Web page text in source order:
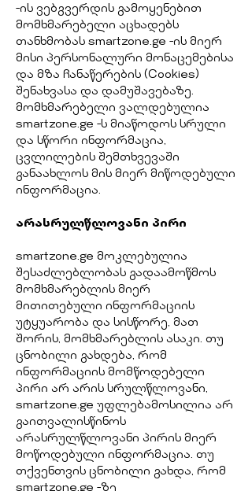
-ის ვებგვერდის გამოყენებით
მომხმარებელი აცხადებს
თანხმობას smartzone.ge -ის მიერ
მისი პერსონალური მონაცემებისა
და მზა ჩანაწერების (Cookies)
შენახვასა და დამუშავებაზე.
მომხმარებელი ვალდებულია
smartzone.ge -ს მიაწოდოს სრული
და სწორი ინფორმაცია,
ცვლილების შემთხვევაში
განაახლოს მის მიერ მიწოდებული
ინფორმაცია.
არასრულწლოვანი პირი
smartzone.ge მოკლებულია
შესაძლებლობას გადაამოწმოს
მომხმარებლის მიერ
მითითებული ინფორმაციის
უტყუარობა და სისწორე, მათ
შორის, მომხმარებლის ასაკი. თუ
ცნობილი გახდება, რომ
ინფორმაციის მომწოდებელი
პირი არ არის სრულწლოვანი,
smartzone.ge უფლებამოსილია არ
გაითვალისწინოს
არასრულწლოვანი პირის მიერ
მოწოდებული ინფორმაცია. თუ
თქვენთვის ცნობილი გახდა, რომ